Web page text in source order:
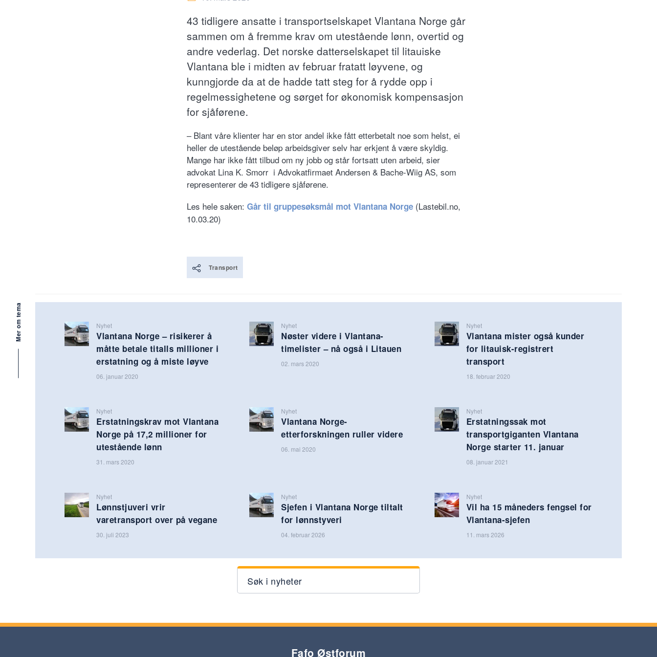
43 tidligere ansatte i transportselskapet Vlantana Norge går
sammen om å fremme krav om utestående lønn, overtid og
andre vederlag. Det norske datterselskapet til litauiske
Vlantana ble i midten av februar fratatt løyvene, og
kunngjorde da at de hadde tatt steg for å rydde opp i
regelmessighetene og sørget for økonomisk kompensasjon
for sjåførene.
– Blant våre klienter har en stor andel ikke fått etterbetalt noe som helst, ei
heller de utestående beløp arbeidsgiver selv har erkjent å være skyldig.
Mange har ikke fått tilbud om ny jobb og står fortsatt uten arbeid, sier
advokat Lina K. Smorr i Advokatfirmaet Andersen & Bache-Wiig AS, som
representerer de 43 tidligere sjåførene.
Les hele saken: Går til gruppesøksmål mot Vlantana Norge (Lastebil.no,
10.03.20)
Transport
Nyhet
Vlantana Norge – risikerer å
måtte betale titalls millioner i
erstatning og å miste løyve
06. januar 2020
Nyhet
Nøster videre i Vlantana-
timelister – nå også i Litauen
02. mars 2020
Nyhet
Vlantana mister også kunder
for litauisk-registrert
transport
18. februar 2020
Nyhet
Erstatningskrav mot Vlantana
Norge på 17,2 millioner for
utestående lønn
31. mars 2020
Nyhet
Vlantana Norge-
etterforskningen ruller videre
06. mai 2020
Nyhet
Erstatningssak mot
transportgiganten Vlantana
Norge starter 11. januar
08. januar 2021
Nyhet
Lønnstjuveri vrir
varetransport over på vegane
30. juli 2023
Nyhet
Sjefen i Vlantana Norge tiltalt
for lønnstyveri
04. februar 2026
Nyhet
Vil ha 15 måneders fengsel for
Vlantana-sjefen
11. mars 2026
Mer om tema
Søk i nyheter
Fafo Østforum